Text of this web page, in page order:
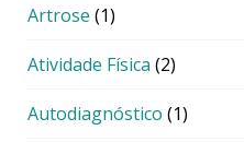
Artrose (1)
Atividade Física (2)
Autodiagnóstico (1)